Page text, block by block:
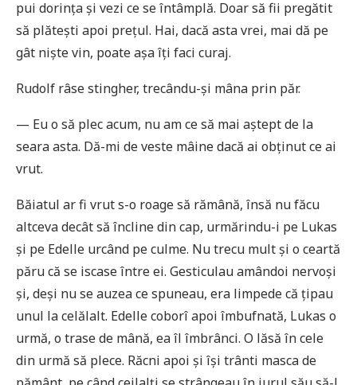
pui dorința și vezi ce se întâmplă. Doar să fii pregătit
să plătești apoi prețul. Hai, dacă asta vrei, mai dă pe
gât niște vin, poate așa îți faci curaj.
Rudolf râse stingher, trecându-și mâna prin păr.
— Eu o să plec acum, nu am ce să mai aștept de la
seara asta. Dă-mi de veste mâine dacă ai obținut ce ai
vrut.
Băiatul ar fi vrut s-o roage să rămână, însă nu făcu
altceva decât să încline din cap, urmărindu-i pe Lukas
și pe Edelle urcând pe culme. Nu trecu mult și o ceartă
păru că se iscase între ei. Gesticulau amândoi nervoși
și, deși nu se auzea ce spuneau, era limpede că țipau
unul la celălalt. Edelle coborî apoi îmbufnată, Lukas o
urmă, o trase de mână, ea îl îmbrânci. O lăsă în cele
din urmă să plece. Răcni apoi și își trânti masca de